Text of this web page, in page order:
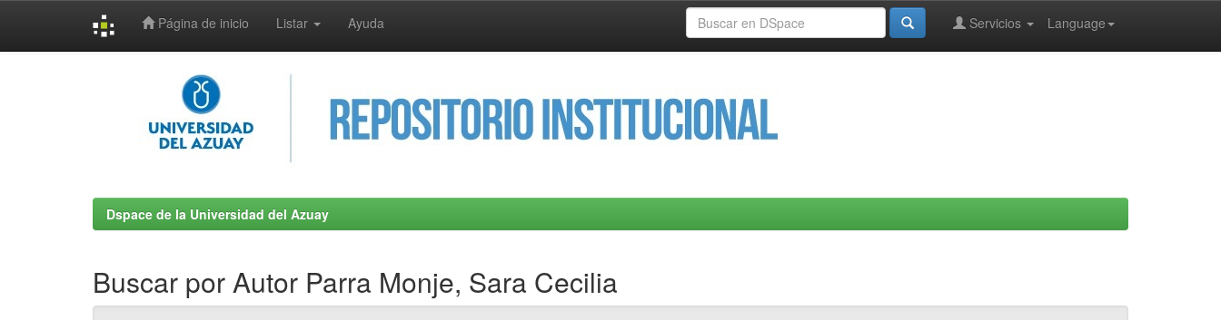
Página de inicio Listar Ayuda Language
Servicios
Dspace de la Universidad del Azuay
Buscar por Autor Parra Monje, Sara Cecilia